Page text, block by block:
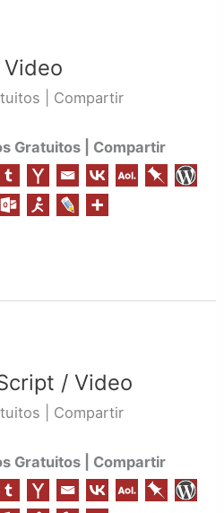
| Compartir
Gratuitos | Compartir
/ Video
| Compartir
Gratuitos | Compartir